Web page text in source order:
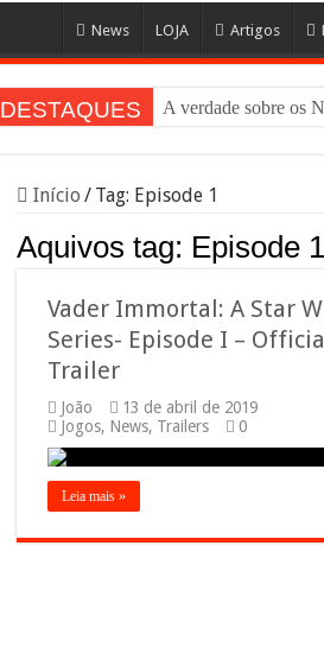
News LOJA Artigos
DESTAQUES A verdade sobre os
Início / Tag: Episode 1
Aquivos tag: Episode 1
Vader Immortal: A Star
Series- Episode I –
Trailer
João
13 de abril de 2019
Jogos, News, Trailers 0
Leia mais »